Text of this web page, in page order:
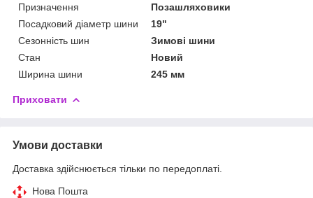
Призначення
Позашляховики
Посадковий діаметр шини
19"
Сезонність шин
Зимові шини
Стан
Новий
Ширина шини
245 мм
Приховати
Умови доставки
Доставка здійснюється тільки по передоплаті.
Нова Пошта